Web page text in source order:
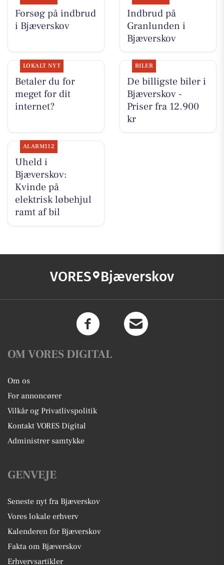
Forsøg på indbrud
i Bjæverskov
Indbrud på
Granlunden i
Bjæverskov
LOKALT NYT
Betaler du for
meget for dit
internet?
BILER
De billigste biler i
Bjæverskov -
Priser fra 12.900
kr
ALARM112
Uheld i
Bjæverskov:
Kvinde på
elektrisk løbehjul
ramt af bil
VORES Bjæverskov
OM VORES DIGITAL
Om os
For annoncører
Vilkår og Privatlivspolitik
Kontakt VORES Digital
Administrer samtykke
GENVEJE
Seneste nyt fra Bjæverskov
Vores lokale erhverv
Kalenderen for Bjæverskov
Fakta om Bjæverskov
Erhvervsartikler